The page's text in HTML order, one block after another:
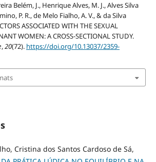
Belém, J., Henrique Alves, M. J., Alves Silva
P. R., de Melo Fialho, A. V., & da Silva
ASSOCIATED WITH THE SEXUAL
WOMEN: A CROSS-SECTIONAL STUDY.
,20(72). https://doi.org/10.13037/2359-
Cristina dos Santos Cardoso de Sá,